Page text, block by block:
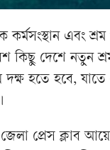
কর্মসংস্থান এবং
কিছু দেশে নতুন
দক্ষ হতে হবে,
প্রেস ক্লাব